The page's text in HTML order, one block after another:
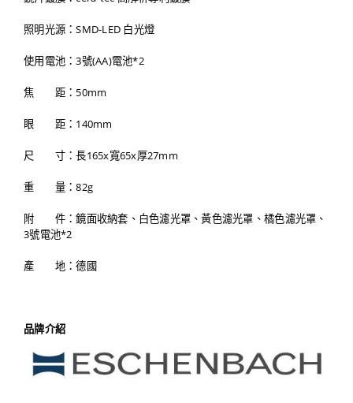
照明光源：SMD-LED 白光燈
使用電池：3號(AA)電池*2
焦 距：50mm
眼 距：140mm
尺 寸：長165x寬65x厚27mm
重 量：82g
附 件：鏡面收納套、白色濾光罩、黃色濾光罩、橘色濾光罩、
3號電池*2
產 地：德國
品牌介紹